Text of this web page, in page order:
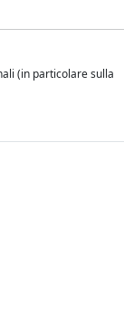
(in particolare sulla